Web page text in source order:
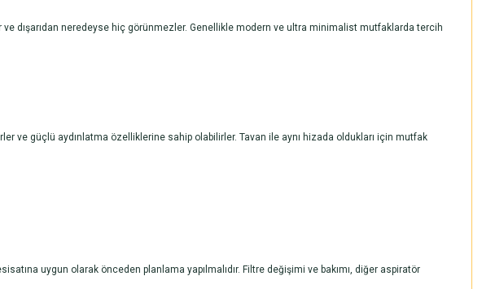
dışarıdan neredeyse hiç görünmezler. Genellikle modern ve ultra minimalist mutfaklarda tercih
ve güçlü aydınlatma özelliklerine sahip olabilirler. Tavan ile aynı hizada oldukları için mutfak
uygun olarak önceden planlama yapılmalıdır. Filtre değişimi ve bakımı, diğer aspiratör